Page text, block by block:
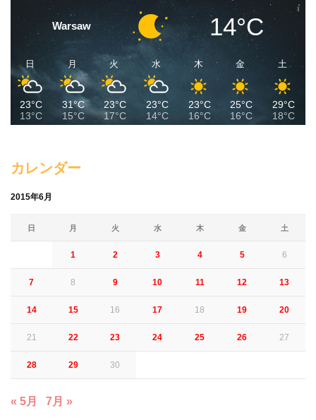
Warsaw 14°C
日
23°C
13°C
月
31°C
15°C
火
23°C
17°C
水
23°C
14°C
木
23°C
16°C
金
25°C
16°C
土
29°C
18°C
カレンダー
2015年6月
日 月 火 水 木 金 土
1 2 3 4 5 6
7 8 9 10 11 12 13
14 15 16 17 18 19 20
21 22 23 24 25 26 27
28 29 30
« 5月 7月 »